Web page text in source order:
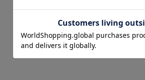
クーポンのご利用には会員登録が必要となります。